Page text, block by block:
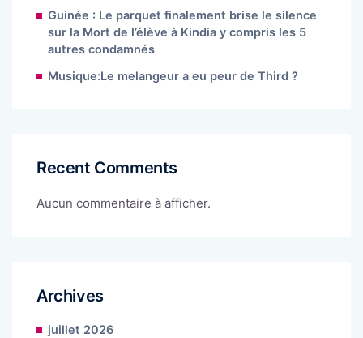
Guinée : Le parquet finalement brise le silence
sur la Mort de l’élève à Kindia y compris les 5
autres condamnés
Musique:Le melangeur a eu peur de Third ?
Recent Comments
Aucun commentaire à afficher.
Archives
juillet 2026